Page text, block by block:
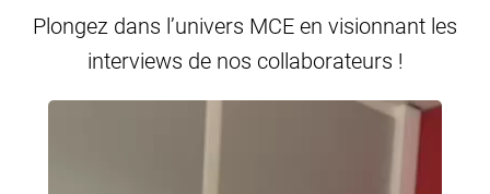
Plongez dans l’univers MCE en visionnant les
interviews de nos collaborateurs !